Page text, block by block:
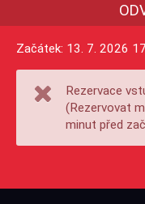
Začátek: 13. 7. 2026
Rezervace
(Rezervovat
minut před